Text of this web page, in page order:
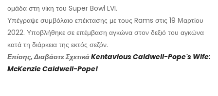
ομάδα στη νίκη του Super Bowl LVI.
Υπέγραψε συμβόλαιο επέκτασης με τους Rams στις 19 Μαρτίου
2022. Υποβλήθηκε σε επέμβαση αγκώνα στον δεξιό του αγκώνα
κατά τη διάρκεια της εκτός σεζόν.
Επίσης, Διαβάστε ΣχετικάKentavious Caldwell-Pope's Wife:
McKenzie Caldwell-Pope!